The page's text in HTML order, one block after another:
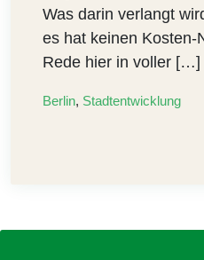
Was darin verlangt
es hat keinen Kosten-
Rede hier in voller […]
Berlin, Stadtentwicklung